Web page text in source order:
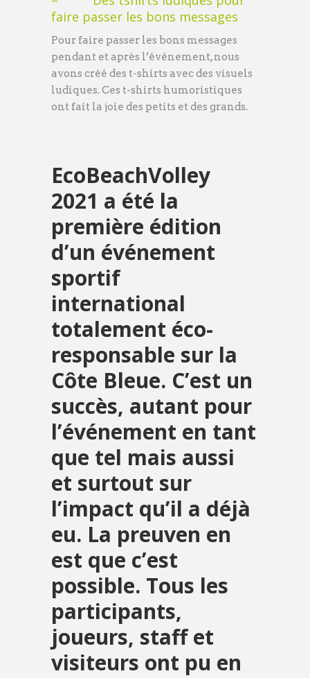
faire passer les bons messages
Pour faire passer les bons messages
pendant et après l’événement, nous
avons créé des t-shirts avec des visuels
ludiques. Ces t-shirts humoristiques
ont fait la joie des petits et des grands.
EcoBeachVolley
2021 a été la
première édition
d’un événement
sportif
international
totalement éco-
responsable sur la
Côte Bleue. C’est un
succès, autant pour
l’événement en tant
que tel mais aussi
et surtout sur
l’impact qu’il a déjà
eu. La preuven en
est que c’est
possible. Tous les
participants,
joueurs, staff et
visiteurs ont pu en